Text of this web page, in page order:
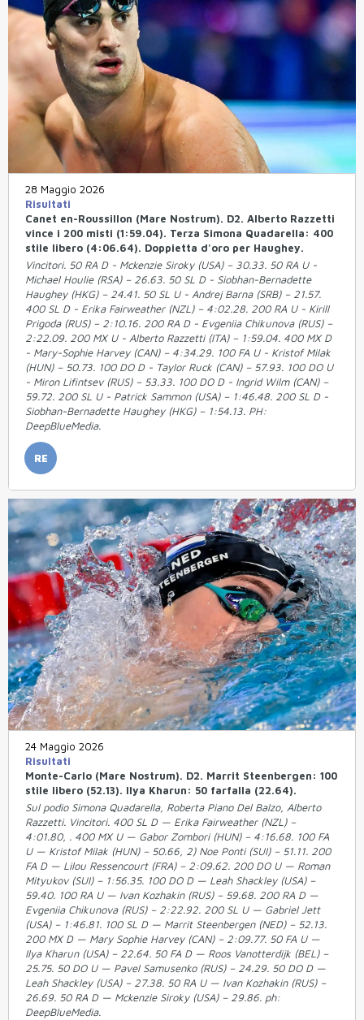
28 Maggio 2026
Risultati
Canet en-Roussillon (Mare Nostrum). D2. Alberto Razzetti
vince i 200 misti (1:59.04). Terza Simona Quadarella: 400
stile libero (4:06.64). Doppietta d'oro per Haughey.
Vincitori. 50 RA D - Mckenzie Siroky (USA) – 30.33. 50 RA U -
Michael Houlie (RSA) – 26.63. 50 SL D - Siobhan-Bernadette
Haughey (HKG) – 24.41. 50 SL U - Andrej Barna (SRB) – 21.57.
400 SL D - Erika Fairweather (NZL) – 4:02.28. 200 RA U - Kirill
Prigoda (RUS) – 2:10.16. 200 RA D - Evgeniia Chikunova (RUS) –
2:22.09. 200 MX U - Alberto Razzetti (ITA) – 1:59.04. 400 MX D
- Mary-Sophie Harvey (CAN) – 4:34.29. 100 FA U - Kristof Milak
(HUN) – 50.73. 100 DO D - Taylor Ruck (CAN) – 57.93. 100 DO U
- Miron Lifintsev (RUS) – 53.33. 100 DO D - Ingrid Wilm (CAN) –
59.72. 200 SL U - Patrick Sammon (USA) – 1:46.48. 200 SL D -
Siobhan-Bernadette Haughey (HKG) – 1:54.13. PH:
DeepBlueMedia.
RE
24 Maggio 2026
Risultati
Monte-Carlo (Mare Nostrum). D2. Marrit Steenbergen: 100
stile libero (52.13). Ilya Kharun: 50 farfalla (22.64).
Sul podio Simona Quadarella, Roberta Piano Del Balzo, Alberto
Razzetti. Vincitori. 400 SL D — Erika Fairweather (NZL) –
4:01.80, . 400 MX U — Gabor Zombori (HUN) – 4:16.68. 100 FA
U — Kristof Milak (HUN) – 50.66, 2) Noe Ponti (SUI) – 51.11. 200
FA D — Lilou Ressencourt (FRA) – 2:09.62. 200 DO U — Roman
Mityukov (SUI) – 1:56.35. 100 DO D — Leah Shackley (USA) –
59.40. 100 RA U — Ivan Kozhakin (RUS) – 59.68. 200 RA D —
Evgeniia Chikunova (RUS) – 2:22.92. 200 SL U — Gabriel Jett
(USA) – 1:46.81. 100 SL D — Marrit Steenbergen (NED) – 52.13.
200 MX D — Mary Sophie Harvey (CAN) – 2:09.77. 50 FA U —
Ilya Kharun (USA) – 22.64. 50 FA D — Roos Vanotterdijk (BEL) –
25.75. 50 DO U — Pavel Samusenko (RUS) – 24.29. 50 DO D —
Leah Shackley (USA) – 27.38. 50 RA U — Ivan Kozhakin (RUS) –
26.69. 50 RA D — Mckenzie Siroky (USA) – 29.86. ph:
DeepBlueMedia.